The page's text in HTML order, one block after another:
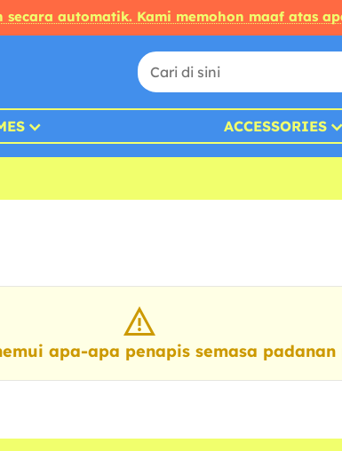
automatik. Kami memohon maaf atas
ACCESSORIES
apa-apa penapis semasa padanan